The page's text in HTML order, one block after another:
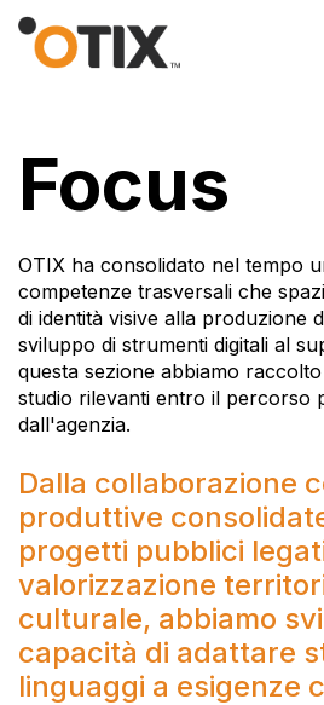
Focus
OTIX ha consolidato nel tempo
competenze trasversali che
di identità visive alla produzione
sviluppo di strumenti digitali al
questa sezione abbiamo
studio rilevanti entro il percorso
dall'agenzia.
Dalla collaborazione
produttive
progetti pubblici
valorizzazione
culturale, abbiamo
capacità di adattare
linguaggi a esigenze